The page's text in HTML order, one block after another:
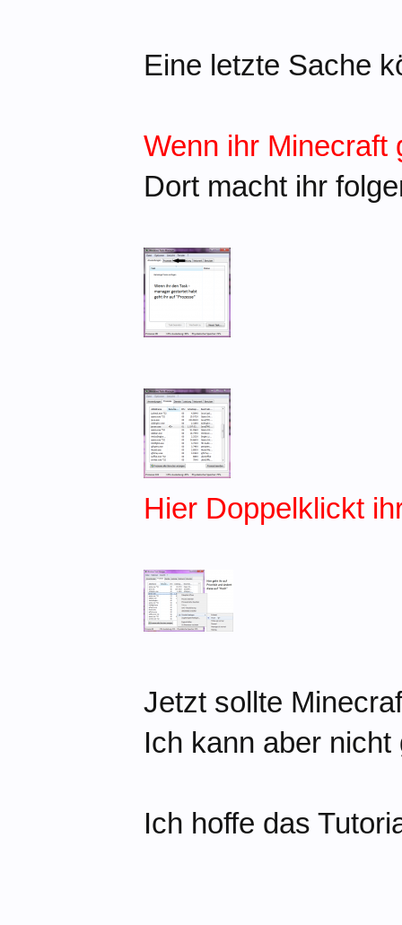
Eine letzte Sache
Wenn ihr Minecraft
Dort macht ihr
Hier Doppelklickt
Jetzt sollte
Ich kann aber
Ich hoffe das